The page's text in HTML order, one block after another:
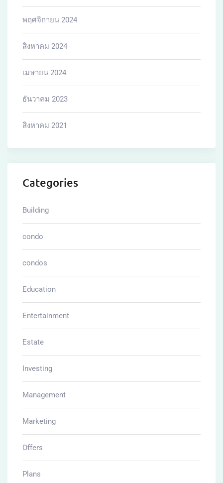
พฤศจิกายน 2024
สิงหาคม 2024
เมษายน 2024
ธันวาคม 2023
สิงหาคม 2021
Categories
Building
condo
condos
Education
Entertainment
Estate
Investing
Management
Marketing
Offers
Plans